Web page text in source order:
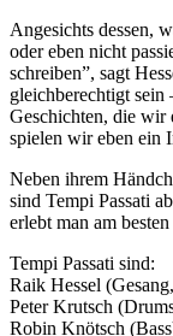
Angesichts dessen,
oder eben nicht
schreiben”, sagt
gleichberechtigt
Geschichten, die wir
spielen wir eben ein
Neben ihrem
sind Tempi Passati
erlebt man am
Tempi Passati sind:
Raik Hessel
Peter Krutsch
Robin Knötsch